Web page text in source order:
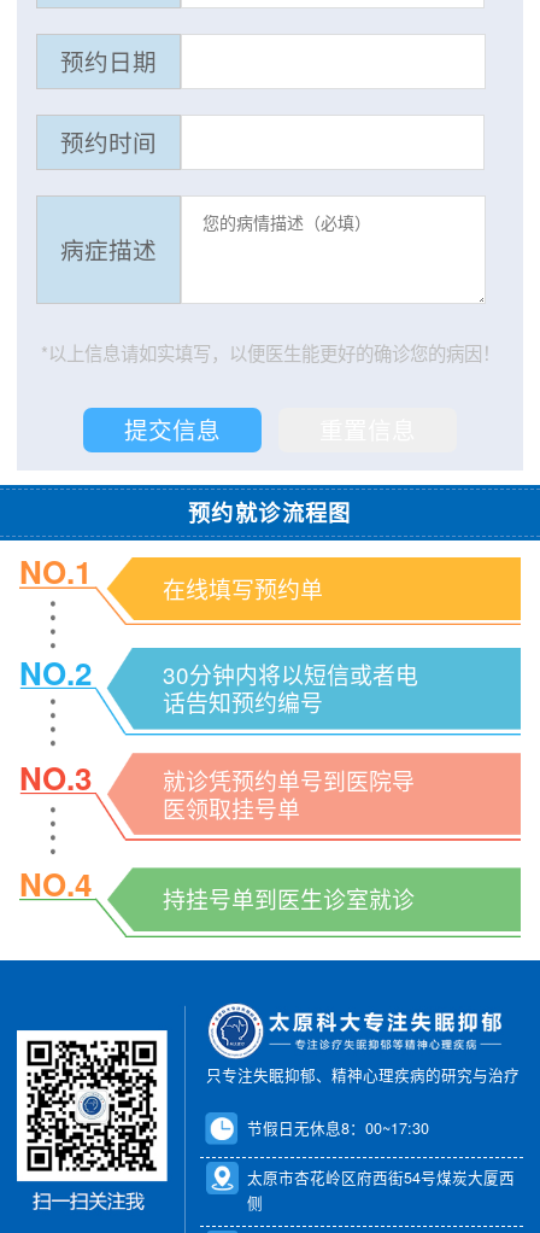
预约日期
预约时间
病症描述
*以上信息请如实填写，以便医生能更好的确诊您的病因！
预约就诊流程图
NO.1 在线填写预约单
NO.2
30分钟内将以短信或者电
话告知预约编号
NO.3
就诊凭预约单号到医院导
医领取挂号单
NO.4 持挂号单到医生诊室就诊
只专注失眠抑郁、精神心理疾病的研究与治疗
节假日无休息8：00~17:30
太原市杏花岭区府西街54号煤炭大厦西
侧